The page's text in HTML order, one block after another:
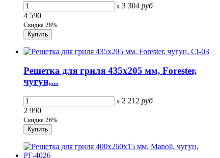
x 3 304 руб
4 590
Скидка 28%
Решетка для гриля 435х205 мм, Forester,
чугун,...
x 2 212 руб
2 990
Скидка 26%